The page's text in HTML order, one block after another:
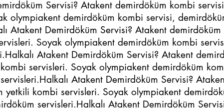
Servisi? Atakent demirdöküm kombi
olympiakent demirdöküm kombi servisi,
Atakent Demirdöküm Servisi? Atakent
Soyak olympiakent demirdöküm kombi
Atakent Demirdöküm Servisi? Atakent
servisleri. Soyak olympiakent demirdöküm
Atakent Demirdöküm Servisi?
yetkili kombi servisleri. Soyak olympiakent
servisleri.Halkalı Atakent Demirdöküm